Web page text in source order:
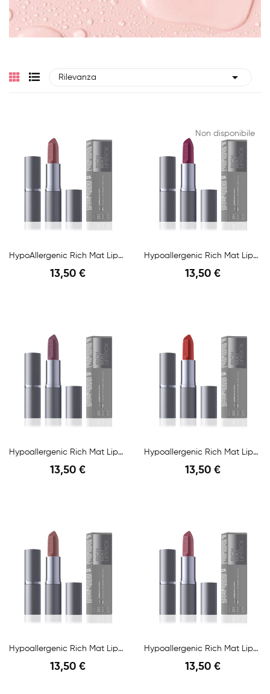
Rilevanza 
HypoAllergenic Rich Mat Lipstick N.03 4,5gr
13,50 €
Non disponibile
Hypoallergenic Rich Mat Lipstick N.05 4,5gr
13,50 €
Hypoallergenic Rich Mat Lipstick N.02 Famous...
13,50 €
Hypoallergenic Rich Mat Lipstick Red Carpet...
13,50 €
Hypoallergenic Rich Mat Lipstick Million Kisses...
13,50 €
Hypoallergenic Rich Mat Lipstick Precious...
13,50 €